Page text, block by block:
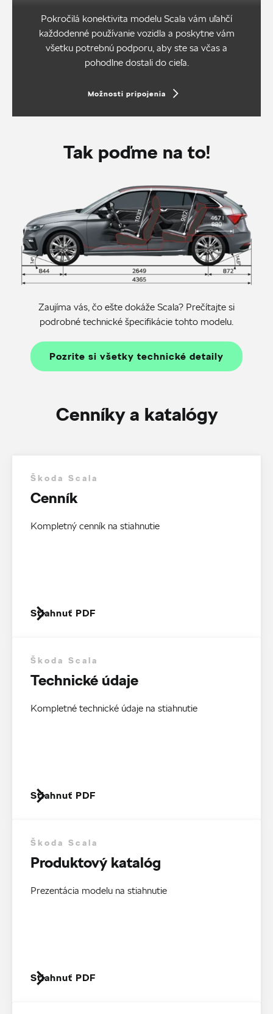
Pokročilá konektivita modelu Scala vám uľahčí
každodenné používanie vozidla a poskytne vám
všetku potrebnú podporu, aby ste sa včas a
pohodlne dostali do cieľa.
Možnosti pripojenia
Tak poďme na to!
Zaujíma vás, čo ešte dokáže Scala? Prečítajte si
podrobné technické špecifikácie tohto modelu.
Pozrite si všetky technické detaily
Cenníky a katalógy
Škoda Scala
Cenník
Kompletný cenník na stiahnutie
Stiahnuť PDF
Škoda Scala
Technické údaje
Kompletné technické údaje na stiahnutie
Stiahnuť PDF
Škoda Scala
Produktový katalóg
Prezentácia modelu na stiahnutie
Stiahnuť PDF